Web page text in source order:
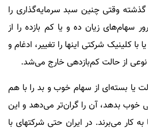
گذشته وقتی چنین سبد سرمایه‌گذاری را
سهام‌های زیان ده و یا کم بازده را از
با کلینیک شرکتی اینها را تغییر، ادغام و
نوعی از حالت کم‌بازدهی خارج می‌شد.
یا بسته‌ای از سهام خوب و بد را با هم
خوب بدهد، آن را گران‌تر می‌دهد و این
کار می‌برند. در ایران حتی شرکتهای با